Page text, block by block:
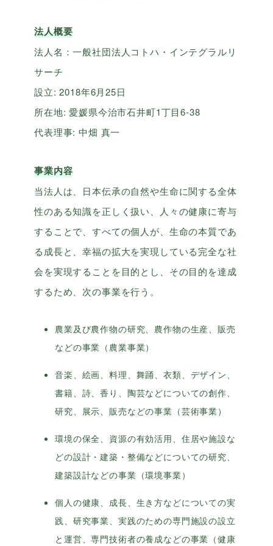
法人概要
法人名：一般社団法人コトハ・インテグラルリ
サーチ
設立: 2018年6月25日
所在地: 愛媛県今治市石井町1丁目6-38
代表理事: 中畑 真一
事業内容
当法人は、日本伝承の自然や生命に関する全体
性のある知識を正しく扱い、人々の健康に寄与
することで、すべての個人が、生命の本質であ
る成長と、幸福の拡大を実現している完全な社
会を実現することを目的とし、その目的を達成
するため、次の事業を行う。
農業及び農作物の研究、農作物の生産、販売
などの事業（農業事業）
音楽、絵画、料理、舞踊、衣類、デザイン、
書籍、詩、香り、陶芸などについての創作、
研究、展示、販売などの事業（芸術事業）
環境の保全、資源の有効活用、住居や施設な
どの設計・建築・整備などについての研究、
建築設計などの事業（環境事業）
個人の健康、成長、生き方などについての実
践、研究事業、実践のための専門施設の設立
と運営、専門技術者の養成などの事業（健康